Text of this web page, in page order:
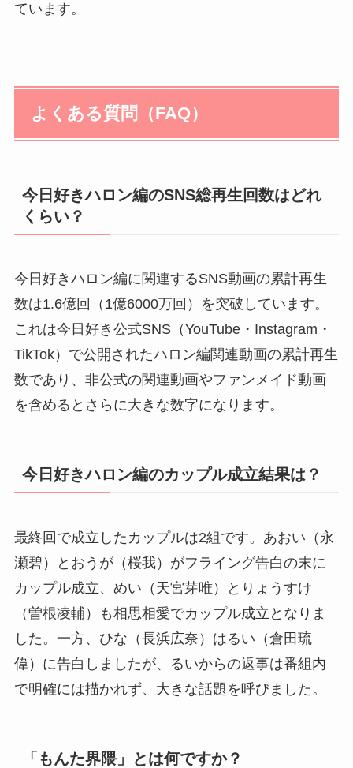
ています。
よくある質問（FAQ）
今日好きハロン編のSNS総再生回数はどれ
くらい？
今日好きハロン編に関連するSNS動画の累計再生
数は1.6億回（1億6000万回）を突破しています。
これは今日好き公式SNS（YouTube・Instagram・
TikTok）で公開されたハロン編関連動画の累計再生
数であり、非公式の関連動画やファンメイド動画
を含めるとさらに大きな数字になります。
今日好きハロン編のカップル成立結果は？
最終回で成立したカップルは2組です。あおい（永
瀬碧）とおうが（桜我）がフライング告白の末に
カップル成立、めい（天宮芽唯）とりょうすけ
（曽根凌輔）も相思相愛でカップル成立となりま
した。一方、ひな（長浜広奈）はるい（倉田琉
偉）に告白しましたが、るいからの返事は番組内
で明確には描かれず、大きな話題を呼びました。
「もんた界隈」とは何ですか？